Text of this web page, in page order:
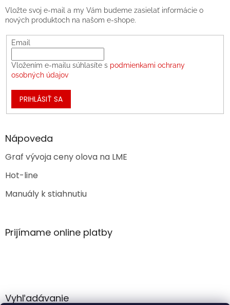
Vložte svoj e-mail a my Vám budeme zasielať informácie o
nových produktoch na našom e-shope.
Email
Vložením e-mailu súhlasíte s podmienkami ochrany
osobných údajov
PRIHLÁSIŤ SA
Nápoveda
Graf vývoja ceny olova na LME
Hot-line
Manuály k stiahnutiu
Prijímame online platby
Vyhľadávanie